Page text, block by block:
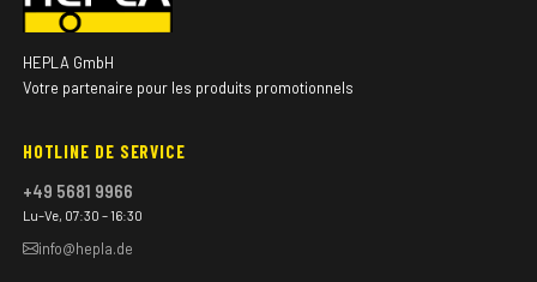
HEPLA GmbH
Votre partenaire pour les produits promotionnels
HOTLINE DE SERVICE
+49 5681 9966
Lu–Ve, 07:30 – 16:30
info@hepla.de